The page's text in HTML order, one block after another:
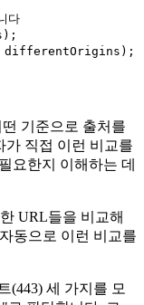
다
기준으로 출처를
가 직접 이런 비교를
요한지 이해하는 데
URL들을 비교해
동으로 이런 비교를
(443) 세 가지를 모